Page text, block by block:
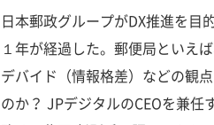
日本郵政グループがDX推進を目
１年が経過した。郵便局といえ
デバイド（情報格差）などの観
のか？ JPデジタルのCEOを兼